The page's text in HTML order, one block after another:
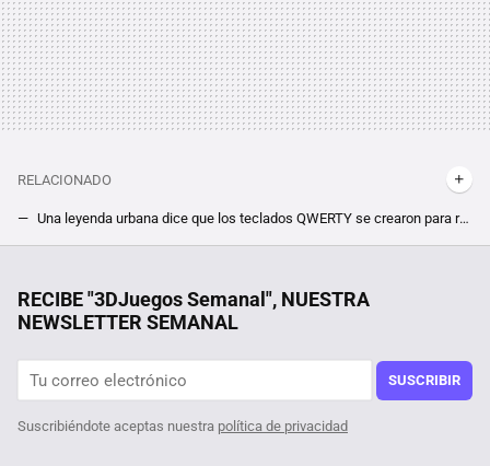
RELACIONADO
Una leyenda urbana dice que los teclados QWERTY se crearon para ralentizar a los mecanógrafos, pero la realidad era muy distinta
Tardó 3.000 horas y casi 7 años en crear un mod gratis de Skyrim del tamaño de una expansión que hasta tiene historia propia, y ya lo puedes descargar
RECIBE "3DJuegos Semanal", NUESTRA
NEWSLETTER SEMANAL
SUSCRIBIR
Suscribiéndote aceptas nuestra política de privacidad